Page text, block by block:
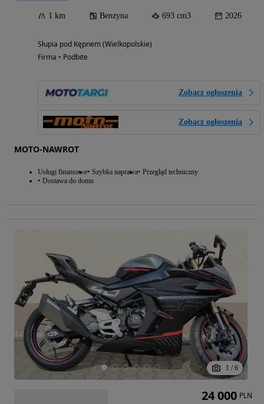
1 km Benzyna 693 cm3 2026
Słupia pod Kępnem (Wielkopolskie)
Firma • Podbite
Zobacz ogłoszenia
Zobacz ogłoszenia
MOTO-NAWROT
Usługi finansowe Szybka naprawa Przegląd techniczny
Dostawa do domu
1 / 6
24 000 PLN